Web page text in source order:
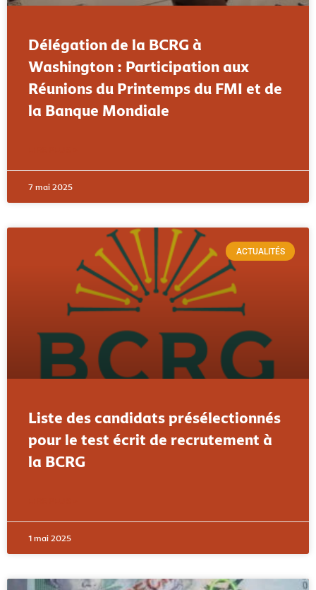
Délégation de la BCRG à
Washington : Participation aux
Réunions du Printemps du FMI et de
la Banque Mondiale
7 mai 2025
ACTUALITÉS
Liste des candidats présélectionnés
pour le test écrit de recrutement à
la BCRG
1 mai 2025